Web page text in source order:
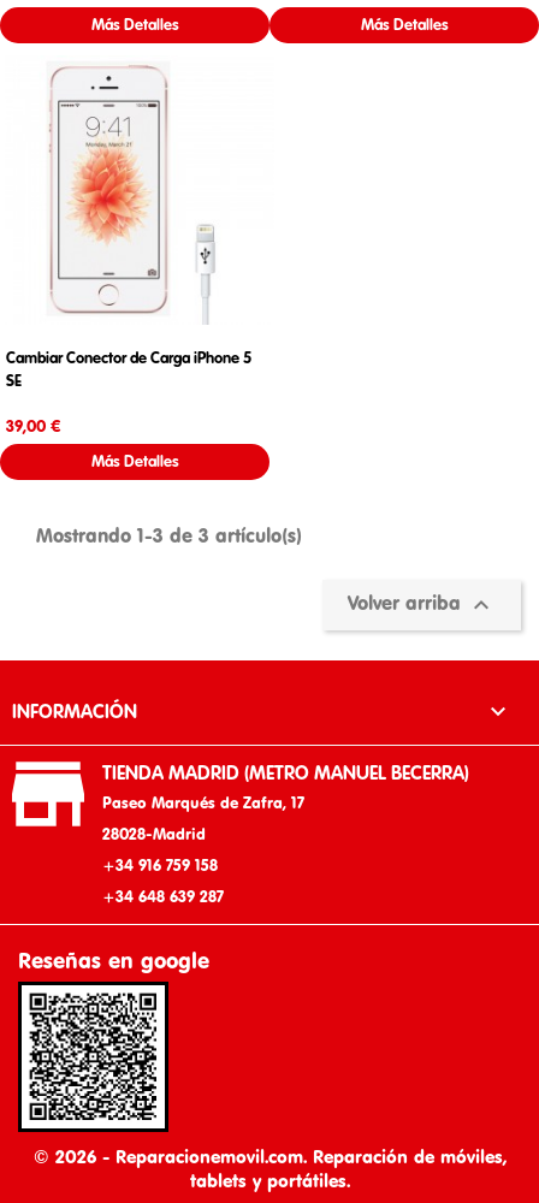
Más Detalles Más Detalles
Cambiar Conector de Carga iPhone 5
SE
39,00 €
Más Detalles
Mostrando 1-3 de 3 artículo(s)
Volver arriba 
INFORMACIÓN 
 TIENDA MADRID (METRO MANUEL BECERRA)
Paseo Marqués de Zafra, 17
28028-Madrid
+34 916 759 158
+34 648 639 287
Reseñas en google
© 2026 - Reparacionemovil.com. Reparación de móviles,
tablets y portátiles.